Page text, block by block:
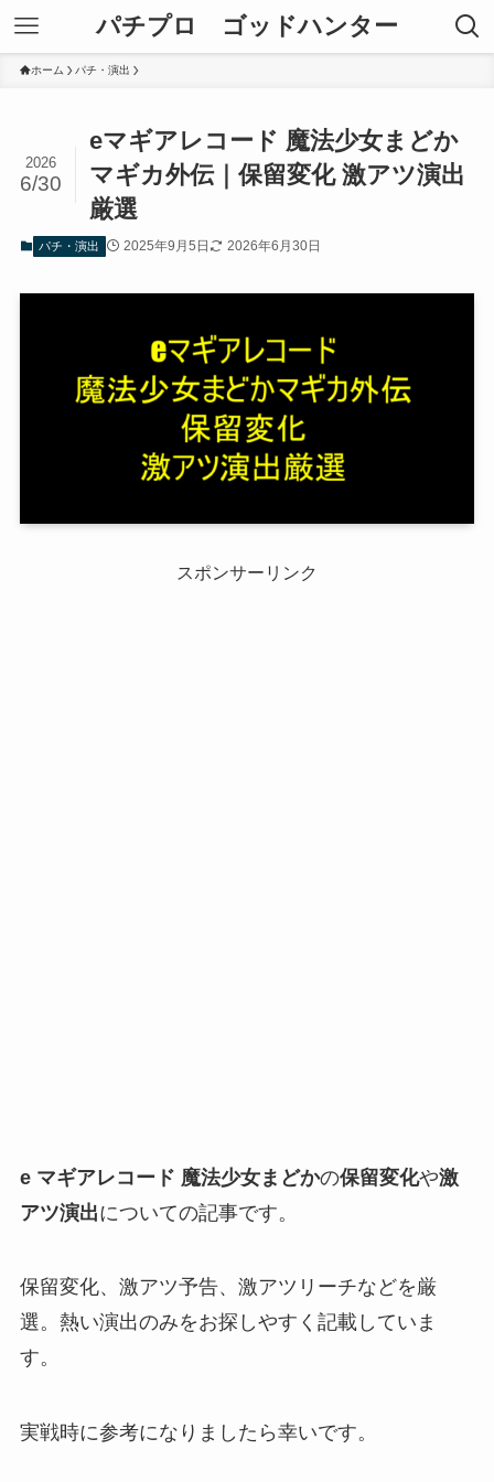
パチプロ ゴッドハンター
ホーム パチ・演出
eマギアレコード 魔法少女まどか
マギカ外伝｜保留変化 激アツ演出
厳選
2026
6/30
パチ・演出 2025年9月5日 2026年6月30日
スポンサーリンク
e マギアレコード 魔法少女まどかの保留変化や激
アツ演出についての記事です。
保留変化、激アツ予告、激アツリーチなどを厳
選。熱い演出のみをお探しやすく記載していま
す。
実戦時に参考になりましたら幸いです。